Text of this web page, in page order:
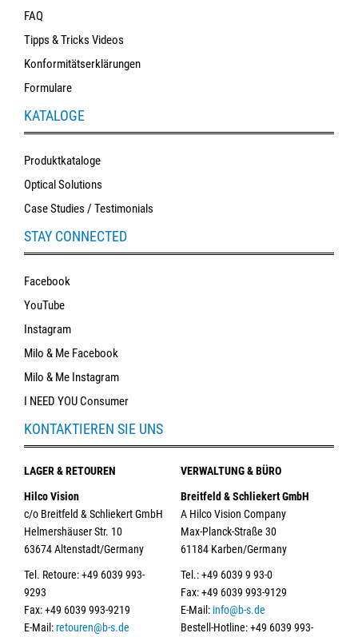
FAQ
Tipps & Tricks Videos
Konformitätserklärungen
Formulare
KATALOGE
Produktkataloge
Optical Solutions
Case Studies / Testimonials
STAY CONNECTED
Facebook
YouTube
Instagram
Milo & Me Facebook
Milo & Me Instagram
I NEED YOU Consumer
KONTAKTIEREN SIE UNS
LAGER & RETOUREN
Hilco Vision
c/o Breitfeld & Schliekert GmbH
Helmershäuser Str. 10
63674 Altenstadt/Germany
Tel. Retoure: +49 6039 993-
9293
Fax: +49 6039 993-9219
E-Mail:retouren@b-s.de
VERWALTUNG & BÜRO
Breitfeld & Schliekert GmbH
A Hilco Vision Company
Max-Planck-Straße 30
61184 Karben/Germany
Tel.: +49 6039 9 93-0
Fax: +49 6039 993-9129
E-Mail: info@b-s.de
Bestell-Hotline: +49 6039 993-